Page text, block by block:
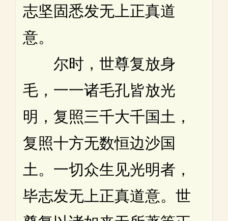
志坚固悉发无上正真道
意。
尔时，世尊复放身
毛，一一诸毛孔皆放光
明，复照三千大千国土，
复照十方无数恒边沙国
土。一切众生见光明者，
毕志发无上正真道意。世